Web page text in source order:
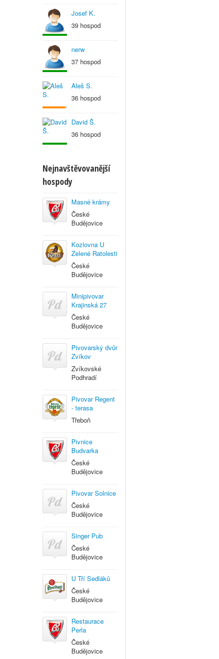
Josef K.
39 hospod
nerw
37 hospod
Aleš S.
36 hospod
David Š.
36 hospod
Nejnavštěvovanější
hospody
Masné krámy
České
Budějovice
Kozlovna U
Zelené Ratolesti
České
Budějovice
Minipivovar
Krajinská 27
České
Budějovice
Pivovarský dvůr
Zvíkov
Zvíkovské
Podhradí
Pivovar Regent
- terasa
Třeboň
Pivnice
Budvarka
České
Budějovice
Pivovar Solnice
České
Budějovice
Singer Pub
České
Budějovice
U Tří Sedláků
České
Budějovice
Restaurace
Perla
České
Budějovice